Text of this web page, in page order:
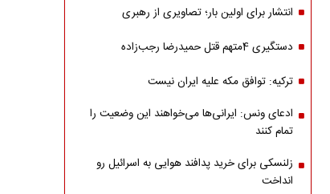
انتشار برای اولین بار؛ تصاویری از رهبری
دستگیری 4متهم قتل حمیدرضا رجب‌زاده
ترکیه: توافق مکه علیه ایران نیست
ادعای ونس: ایرانی‌ها می‌خواهند این وضعیت را
تمام کنند
زلنسکی برای خرید پدافند هوایی به اسرائیل رو
انداخت